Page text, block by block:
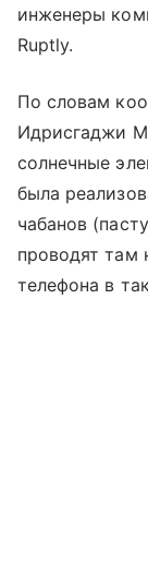
инженеры
Ruptly.
По словам
Идрисгаджи
солнечные
была
чабанов
проводят там
телефона в